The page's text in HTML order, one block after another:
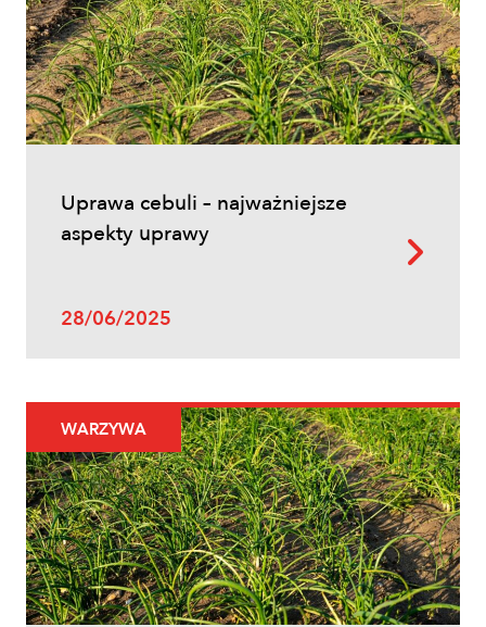
Uprawa cebuli – najważniejsze
aspekty uprawy
28/06/2025
WARZYWA